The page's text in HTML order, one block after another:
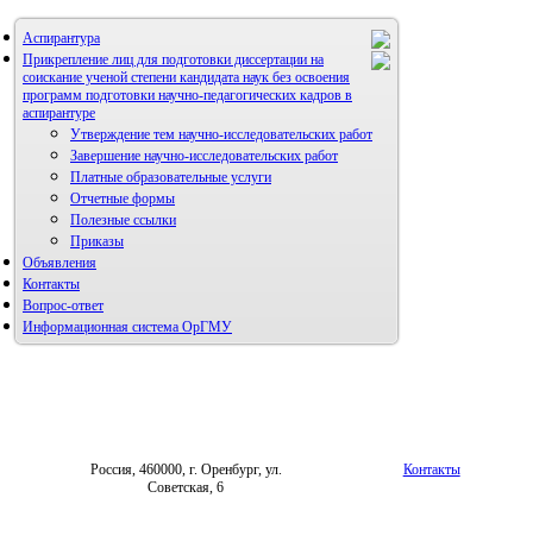
Аспирантура
Прикрепление лиц для подготовки диссертации на
соискание ученой степени кандидата наук без освоения
программ подготовки научно-педагогических кадров в
аспирантуре
Утверждение тем научно-исследовательских работ
Завершение научно-исследовательских работ
Платные образовательные услуги
Отчетные формы
Полезные ссылки
Приказы
Объявления
Контакты
Вопрос-ответ
Информационная система ОрГМУ
Россия, 460000, г. Оренбург, ул.
Советская, 6
Контакты